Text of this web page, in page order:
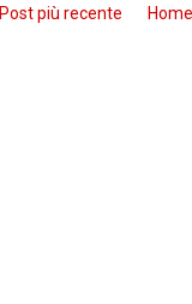
Post più recente